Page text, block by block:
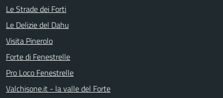
Le Strade dei Forti
Le Delizie del Dahu
Visita Pinerolo
Forte di Fenestrelle
Pro Loco Fenestrelle
Valchisone.it - la valle del Forte